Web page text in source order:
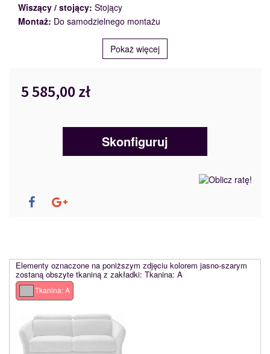
Wiszący / stojący: Stojący
Montaż: Do samodzielnego montażu
Pokaż więcej
5 585,00 zł
Skonfiguruj
Elementy oznaczone na poniższym zdjęciu kolorem jasno-szarym
zostaną obszyte tkaniną z zakładki: Tkanina: A
Tkanina: A